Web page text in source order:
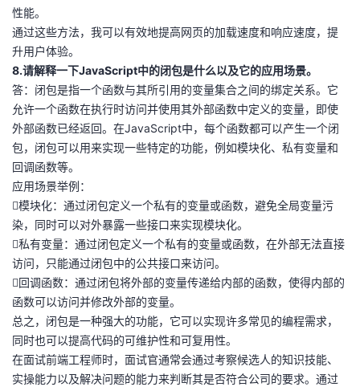
性能。
通过这些方法，我可以有效地提高网页的加载速度和响应速度，提
升用户体验。
8.请解释一下JavaScript中的闭包是什么以及它的应用场景。
答：闭包是指一个函数与其所引用的变量集合之间的绑定关系。它
允许一个函数在执行时访问并使用其外部函数中定义的变量，即使
外部函数已经返回。在JavaScript中，每个函数都可以产生一个闭
包，闭包可以用来实现一些特定的功能，例如模块化、私有变量和
回调函数等。
应用场景举例：
模块化：通过闭包定义一个私有的变量或函数，避免全局变量污
染，同时可以对外暴露一些接口来实现模块化。
私有变量：通过闭包定义一个私有的变量或函数，在外部无法直接
访问，只能通过闭包中的公共接口来访问。
回调函数：通过闭包将外部的变量传递给内部的函数，使得内部的
函数可以访问并修改外部的变量。
总之，闭包是一种强大的功能，它可以实现许多常见的编程需求，
同时也可以提高代码的可维护性和可复用性。
在面试前端工程师时，面试官通常会通过考察候选人的知识技能、
实操能力以及解决问题的能力来判断其是否符合公司的要求。通过